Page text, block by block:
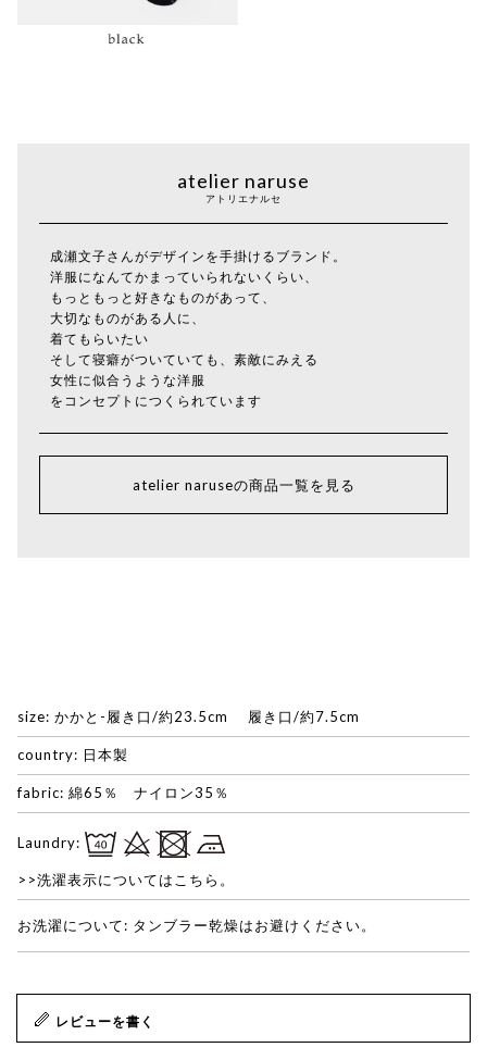
atelier naruse
アトリエナルセ
成瀬文子さんがデザインを手掛けるブランド。
洋服になんてかまっていられないくらい、
もっともっと好きなものがあって、
大切なものがある人に、
着てもらいたい
そして寝癖がついていても、素敵にみえる
女性に似合うような洋服
をコンセプトにつくられています
atelier naruseの商品一覧を見る
size: かかと-履き口/約23.5cm 履き口/約7.5cm
country: 日本製
fabric: 綿65％ ナイロン35％
Laundry:
>>洗濯表示についてはこちら。
お洗濯について: タンブラー乾燥はお避けください。
レビューを書く